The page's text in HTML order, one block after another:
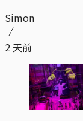
Simon
2 天前